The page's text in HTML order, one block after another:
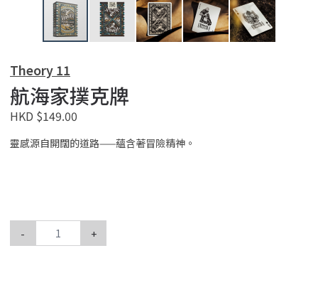
Theory 11
航海家撲克牌
HKD $149.00
靈感源自開闊的道路——蘊含著冒險精神。
- +